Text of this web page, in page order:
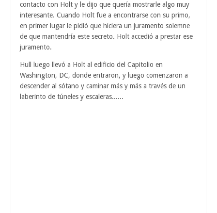
contacto con Holt y le dijo que quería mostrarle algo muy
interesante. Cuando Holt fue a encontrarse con su primo,
en primer lugar le pidió que hiciera un juramento solemne
de que mantendría este secreto. Holt accedió a prestar ese
juramento.
Hull luego llevó a Holt al edificio del Capitolio en
Washington, DC, donde entraron, y luego comenzaron a
descender al sótano y caminar más y más a través de un
laberinto de túneles y escaleras......